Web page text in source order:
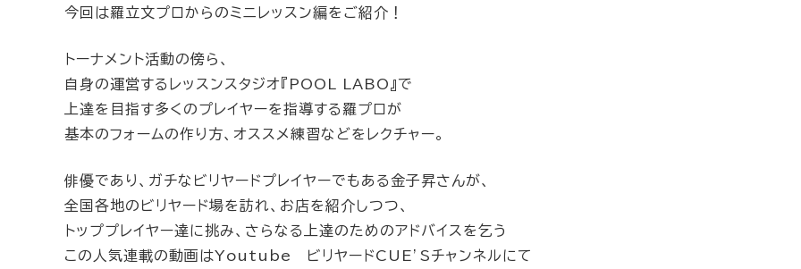
今回は羅立文プロからのミニレッスン編をご紹介！
トーナメント活動の傍ら、
自身の運営するレッスンスタジオ『POOL LABO』で
上達を目指す多くのプレイヤーを指導する羅プロが
基本のフォームの作り方、オススメ練習などをレクチャー。
俳優であり、ガチなビリヤードプレイヤーでもある金子昇さんが、
全国各地のビリヤード場を訪れ、お店を紹介しつつ、
トッププレイヤー達に挑み、さらなる上達のためのアドバイスを乞う
この人気連載の動画はYoutube ビリヤードCUE’Sチャンネルにて